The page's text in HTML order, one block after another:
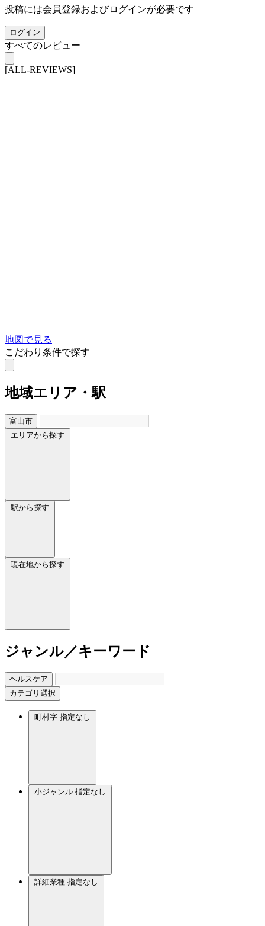
投稿には会員登録およびログインが必要です
ログイン
すべてのレビュー
[ALL-REVIEWS]
地図で見る
こだわり条件で探す
地域エリア・駅
富山市
エリアから探す
駅から探す
現在地から探す
ジャンル／キーワード
ヘルスケア
カテゴリ選択
町村字 指定なし
小ジャンル 指定なし
詳細業種 指定なし